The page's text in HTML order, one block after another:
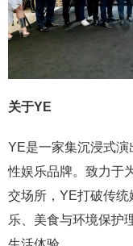
关于YE
YE是一家集沉浸式
性娱乐品牌。致力于
交场所，YE打破传
乐、美食与环境保护